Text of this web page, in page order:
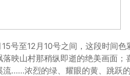
号至12月10号之间，这段时间色
映山村那稍纵即逝的绝美画面；
……浓烈的绿、耀眼的黄、跳跃